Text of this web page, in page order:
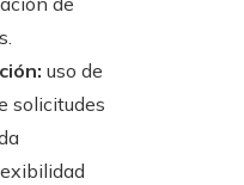
uso de
solicitudes